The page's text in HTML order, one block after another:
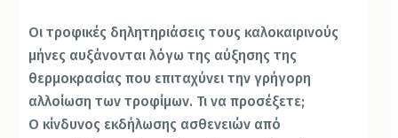
Οι τροφικές δηλητηριάσεις τους καλοκαιρινούς
μήνες αυξάνονται λόγω της αύξησης της
θερμοκρασίας που επιταχύνει την γρήγορη
αλλοίωση των τροφίμων. Τι να προσέξετε;
Ο κίνδυνος εκδήλωσης ασθενειών από